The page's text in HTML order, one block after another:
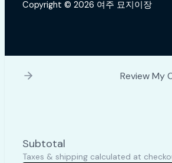
Copyright © 2026 여주 묘지이장
Review My
Subtotal
Taxes & shipping calculated at